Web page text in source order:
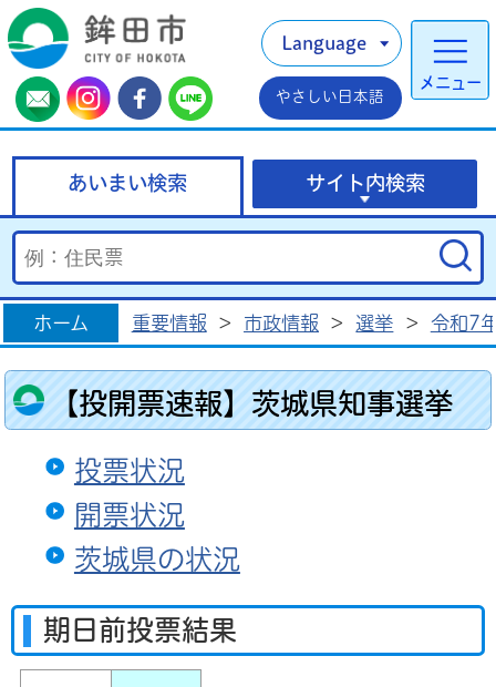
メニュー
Language
やさしい日本語
あいまい検索 サイト内検索
ホーム 重要情報 > 市政情報 > 選挙 > 令和7
【投開票速報】茨城県知事選挙
投票状況
開票状況
茨城県の状況
期日前投票結果